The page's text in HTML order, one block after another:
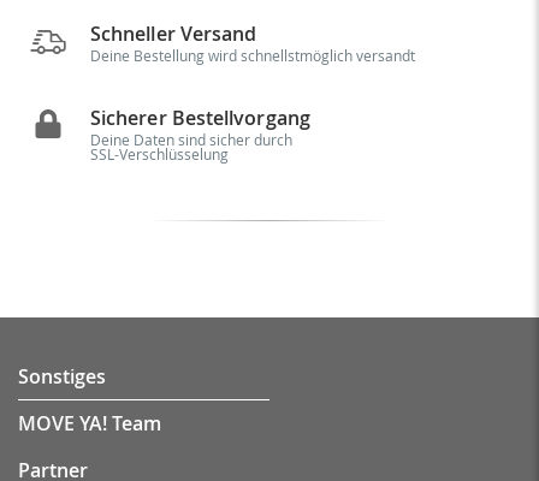
Schneller Versand
Deine Bestellung wird schnellstmöglich versandt
Sicherer Bestellvorgang
Deine Daten sind sicher durch
SSL-Verschlüsselung
Sonstiges
MOVE YA! Team
Partner